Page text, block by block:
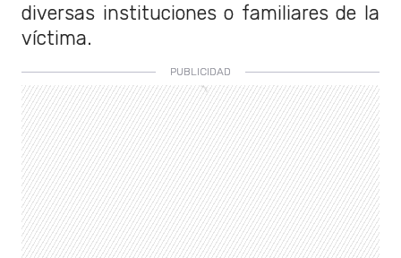
diversas instituciones o familiares de la
víctima.